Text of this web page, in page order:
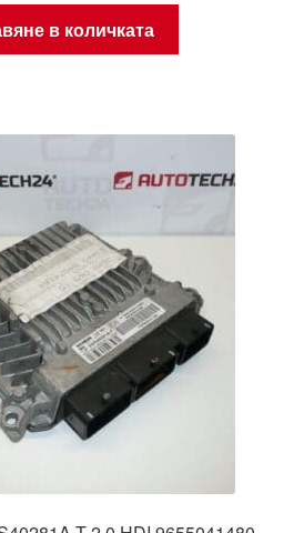
в количката